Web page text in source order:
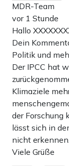
MDR-Team
vor 1 Stunde
Hallo
Dein
Politik und
Der IPCC hat
Klimaziele
der Forschung
lässt sich in
nicht erkennen.
Viele Grüße